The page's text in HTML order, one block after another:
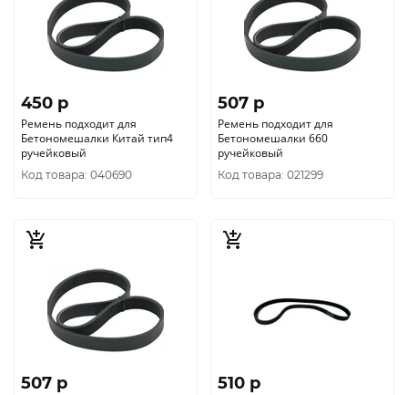
450 p
Ремень подходит для
Бетономешалки Китай тип4
ручейковый
Код товара: 040690
507 p
Ремень подходит для
Бетономешалки 660
ручейковый
Код товара: 021299
507 p 510 p